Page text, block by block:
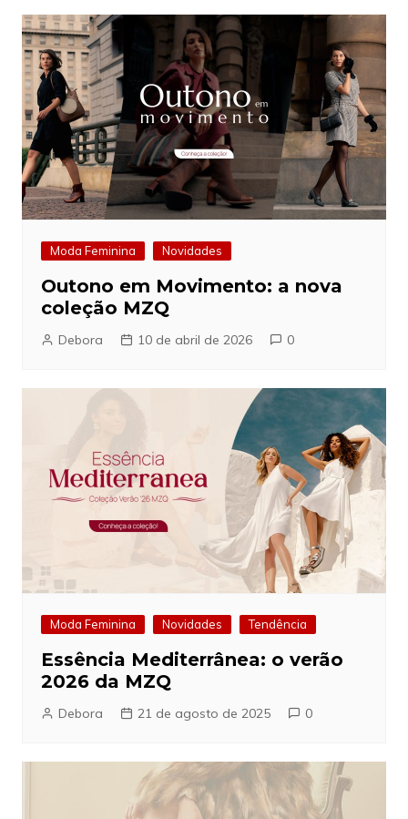
Moda Feminina Novidades
Outono em Movimento: a nova
coleção MZQ
Debora 10 de abril de 2026 0
Moda Feminina Novidades Tendência
Essência Mediterrânea: o verão
2026 da MZQ
Debora 21 de agosto de 2025 0